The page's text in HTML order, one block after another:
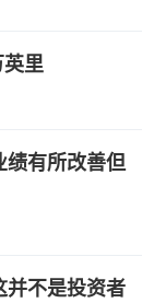
里
绩有所改善但
并不是投资者